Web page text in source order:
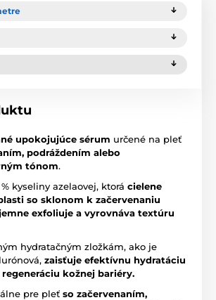
upokojujúce sérum určené na pleť
podráždením alebo
tónom.
kyseliny azelaovej, ktorá cielene
so sklonom k začervenaniu
exfoliuje a vyrovnáva textúru
hydratačným zložkám, ako je
zaisťuje efektívnu hydratáciu
kožnej bariéry.
pre pleť so začervenaním,